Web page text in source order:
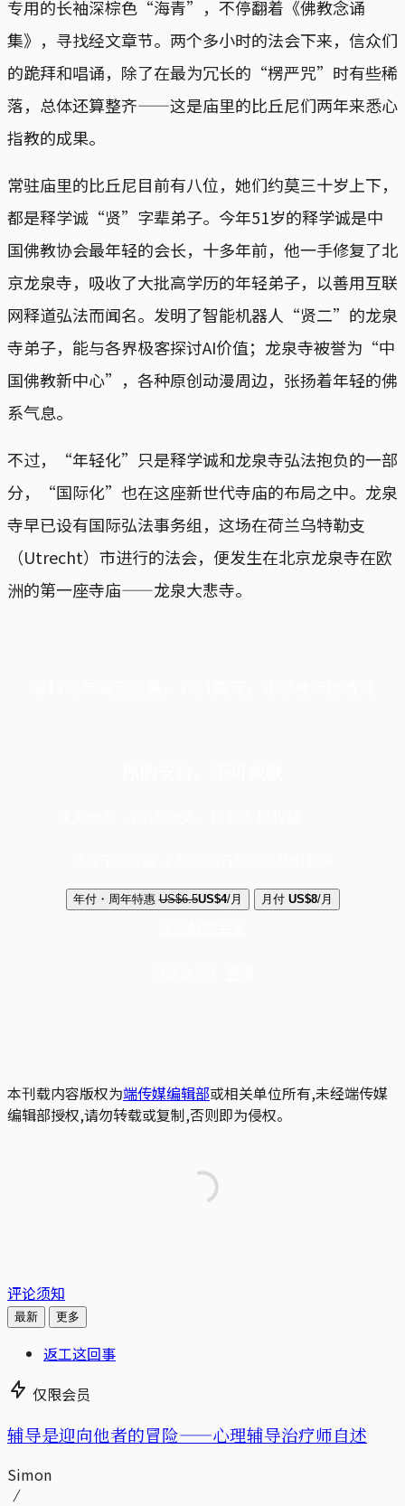
专用的长袖深棕色“海青”，不停翻着《佛教念诵
集》，寻找经文章节。两个多小时的法会下来，信众们
的跪拜和唱诵，除了在最为冗长的“楞严咒”时有些稀
落，总体还算整齐——这是庙里的比丘尼们两年来悉心
指教的成果。
常驻庙里的比丘尼目前有八位，她们约莫三十岁上下，
都是释学诚“贤”字辈弟子。今年51岁的释学诚是中
国佛教协会最年轻的会长，十多年前，他一手修复了北
京龙泉寺，吸收了大批高学历的年轻弟子，以善用互联
网释道弘法而闻名。发明了智能机器人“贤二”的龙泉
寺弟子，能与各界极客探讨AI价值；龙泉寺被誉为“中
国佛教新中心”，各种原创动漫周边，张扬着年轻的佛
系气息。
不过，“年轻化”只是释学诚和龙泉寺弘法抱负的一部
分，“国际化”也在这座新世代寺庙的布局之中。龙泉
寺早已设有国际弘法事务组，这场在荷兰乌特勒支
（Utrecht）市进行的法会，便发生在北京龙泉寺在欧
洲的第一座寺庙——龙泉大悲寺。
年付・周年特惠 US$6.5US$4/月 月付 US$8/月
本刊载内容版权为端传媒编辑部或相关单位所有,未经端传媒
编辑部授权,请勿转载或复制,否则即为侵权。
评论须知
最新 更多
返工这回事
仅限会员
辅导是迎向他者的冒险——心理辅导治疗师自述
Simon